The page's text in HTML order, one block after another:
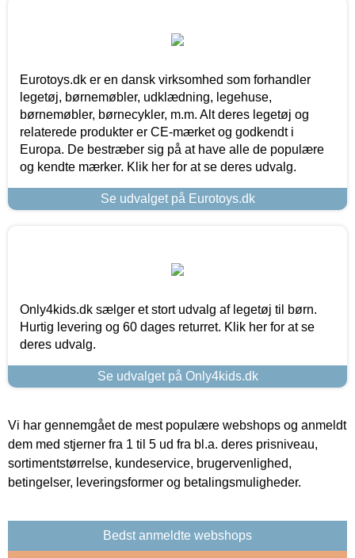
Eurotoys.dk er en dansk virksomhed som forhandler
legetøj, børnemøbler, udklædning, legehuse,
børnemøbler, børnecykler, m.m. Alt deres legetøj og
relaterede produkter er CE-mærket og godkendt i
Europa. De bestræber sig på at have alle de populære
og kendte mærker. Klik her for at se deres udvalg.
Se udvalget på Eurotoys.dk
Only4kids.dk sælger et stort udvalg af legetøj til børn.
Hurtig levering og 60 dages returret. Klik her for at se
deres udvalg.
Se udvalget på Only4kids.dk
Vi har gennemgået de mest populære webshops og anmeldt
dem med stjerner fra 1 til 5 ud fra bl.a. deres prisniveau,
sortimentstørrelse, kundeservice, brugervenlighed,
betingelser, leveringsformer og betalingsmuligheder.
Bedst anmeldte webshops